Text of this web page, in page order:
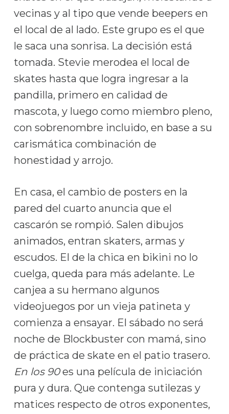
vecinas y al tipo que vende beepers en
el local de al lado. Este grupo es el que
le saca una sonrisa. La decisión está
tomada. Stevie merodea el local de
skates hasta que logra ingresar a la
pandilla, primero en calidad de
mascota, y luego como miembro pleno,
con sobrenombre incluido, en base a su
carismática combinación de
honestidad y arrojo.
En casa, el cambio de posters en la
pared del cuarto anuncia que el
cascarón se rompió. Salen dibujos
animados, entran skaters, armas y
escudos. El de la chica en bikini no lo
cuelga, queda para más adelante. Le
canjea a su hermano algunos
videojuegos por un vieja patineta y
comienza a ensayar. El sábado no será
noche de Blockbuster con mamá, sino
de práctica de skate en el patio trasero.
En los 90es una película de iniciación
pura y dura. Que contenga sutilezas y
matices respecto de otros exponentes,